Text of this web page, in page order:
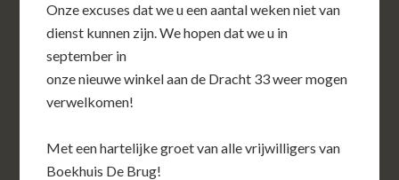
Onze excuses dat we u een aantal weken niet van
dienst kunnen zijn. We hopen dat we u in
september in
onze nieuwe winkel aan de Dracht 33 weer mogen
verwelkomen!
Met een hartelijke groet van alle vrijwilligers van
Boekhuis De Brug!